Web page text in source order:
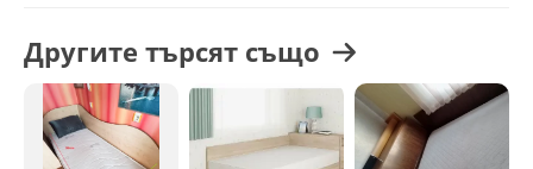
см.
Другите търсят също